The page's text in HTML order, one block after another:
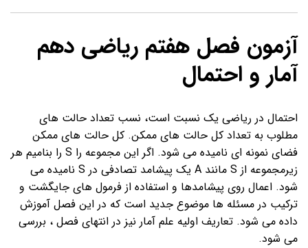
آزمون فصل هفتم ریاضی دهم
آمار و احتمال
احتمال در ریاضی یک نسبت است، نسب تعداد حالت های
مطلوب به تعداد کل حالت های ممکن. کل حالت های ممکن
فضای نمونه ای نامیده می شود. اگر این مجموعه را S را بنامیم هر
زیرمجموعه از S مانند A یک پیشامد تصادفی در S نامیده می
شود. اعمال روی پیشامدها و استفاده از فرمول های جایگشت و
ترکیب در مسئله ها موضوع جدید است که در این فصل آموزش
داده می شود. تعاریف اولیه علم آمار نیز در انتهای فصل ، بررسی
می شود.